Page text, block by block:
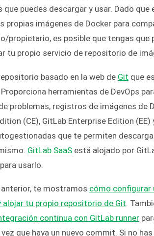
que puedes descargar y usar. Dado
propias imágenes de Docker para
propietario, es posible que tengas
tu propio servicio de repositorio de
basado en la web de Git que
herramientas de DevOps
problemas, registros de imágenes de
(CE), GitLab Enterprise Edition (EE)
que te permiten
GitLab SaaS está alojado por
usarlo.
te mostramos cómo configurar
alojar tu propio repositorio de Git.
continua con GitLab runner
que haya un nuevo commit. Si no